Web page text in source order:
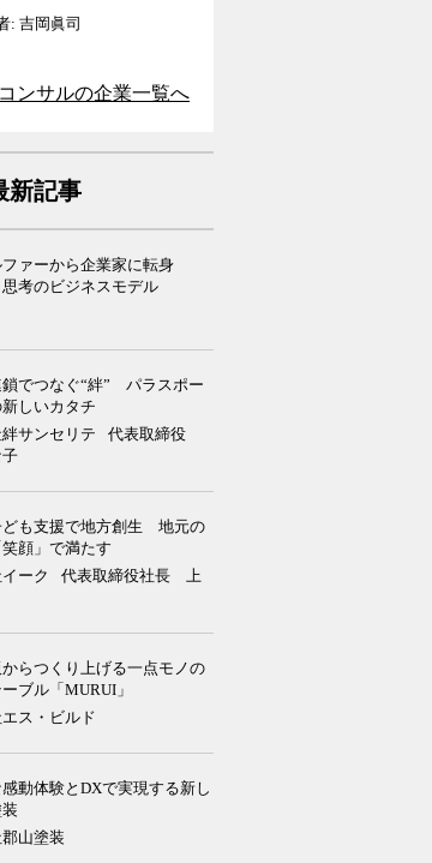
: 吉岡眞司
コンサルの企業一覧へ
新記事
ファーから企業家に転身
思考のビジネスモデル
鎖でつなぐ“絆” パラスポー
しいカタチ
サンセリテ
代表取締役
ども支援で地方創生 地元の
顔」で満たす
ーク
代表取締役社長 上
らつくり上げる一点モノの
ブル「MURUI」
ス・ビルド
感動体験とDXで実現する新し
山塗装